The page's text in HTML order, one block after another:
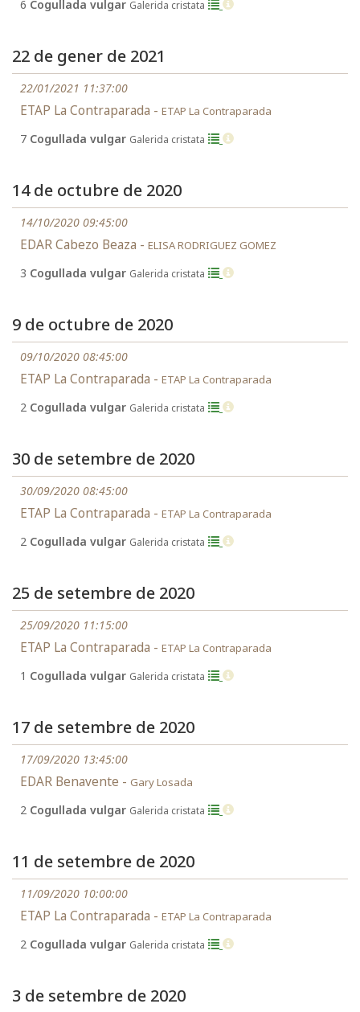
6 Cogullada vulgar Galerida cristata
22 de gener de 2021
22/01/2021 11:37:00
ETAP La Contraparada - ETAP La Contraparada
7 Cogullada vulgar Galerida cristata
14 de octubre de 2020
14/10/2020 09:45:00
EDAR Cabezo Beaza - ELISA RODRIGUEZ GOMEZ
3 Cogullada vulgar Galerida cristata
9 de octubre de 2020
09/10/2020 08:45:00
ETAP La Contraparada - ETAP La Contraparada
2 Cogullada vulgar Galerida cristata
30 de setembre de 2020
30/09/2020 08:45:00
ETAP La Contraparada - ETAP La Contraparada
2 Cogullada vulgar Galerida cristata
25 de setembre de 2020
25/09/2020 11:15:00
ETAP La Contraparada - ETAP La Contraparada
1 Cogullada vulgar Galerida cristata
17 de setembre de 2020
17/09/2020 13:45:00
EDAR Benavente - Gary Losada
2 Cogullada vulgar Galerida cristata
11 de setembre de 2020
11/09/2020 10:00:00
ETAP La Contraparada - ETAP La Contraparada
2 Cogullada vulgar Galerida cristata
3 de setembre de 2020